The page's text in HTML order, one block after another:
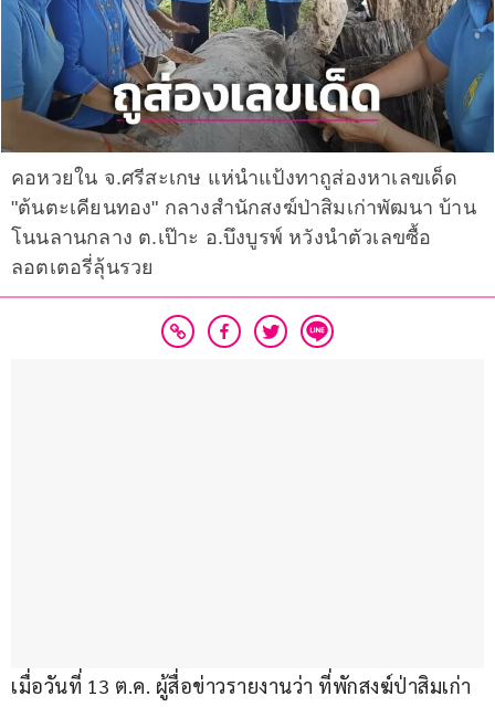
คอหวยใน จ.ศรีสะเกษ แห่นำแป้งทาถูส่องหาเลขเด็ด
"ต้นตะเคียนทอง" กลางสำนักสงฆ์ป่าสิมเก่าพัฒนา บ้าน
โนนลานกลาง ต.เป๊าะ อ.บึงบูรพ์ หวังนำตัวเลขซื้อ
ลอตเตอรี่ลุ้นรวย
เมื่อวันที่ 13 ต.ค. ผู้สื่อข่าวรายงานว่า ที่พักสงฆ์ป่าสิมเก่า